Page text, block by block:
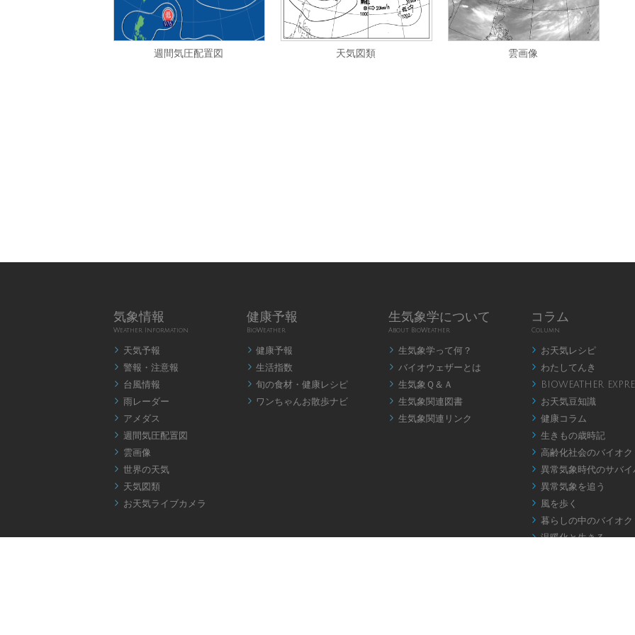
週間気圧配置図 天気図類 雲画像
気象情報
Weather Information
 天気予報
 警報・注意報
 台風情報
 雨レーダー
 アメダス
 週間気圧配置図
 雲画像
 世界の天気
 天気図類
 お天気ライブカメラ
健康予報
BioWeather
 健康予報
 生活指数
 旬の食材・健康レシピ
 ワンちゃんお散歩ナビ
生気象学について
About BioWeather
 生気象学って何？
 バイオウェザーとは
 生気象Ｑ＆Ａ
 生気象関連図書
 生気象関連リンク
コラム
Column
 お天気レシピ
 わたしてんき
 BIOWEATHER
 お天気豆知識
 健康コラム
 生きもの歳時記
 高齢化社会のバイオク
 異常気象時代のサバイ
 異常気象を追う
 風を歩く
 暮らしの中のバイオク
 温暖化と生きる